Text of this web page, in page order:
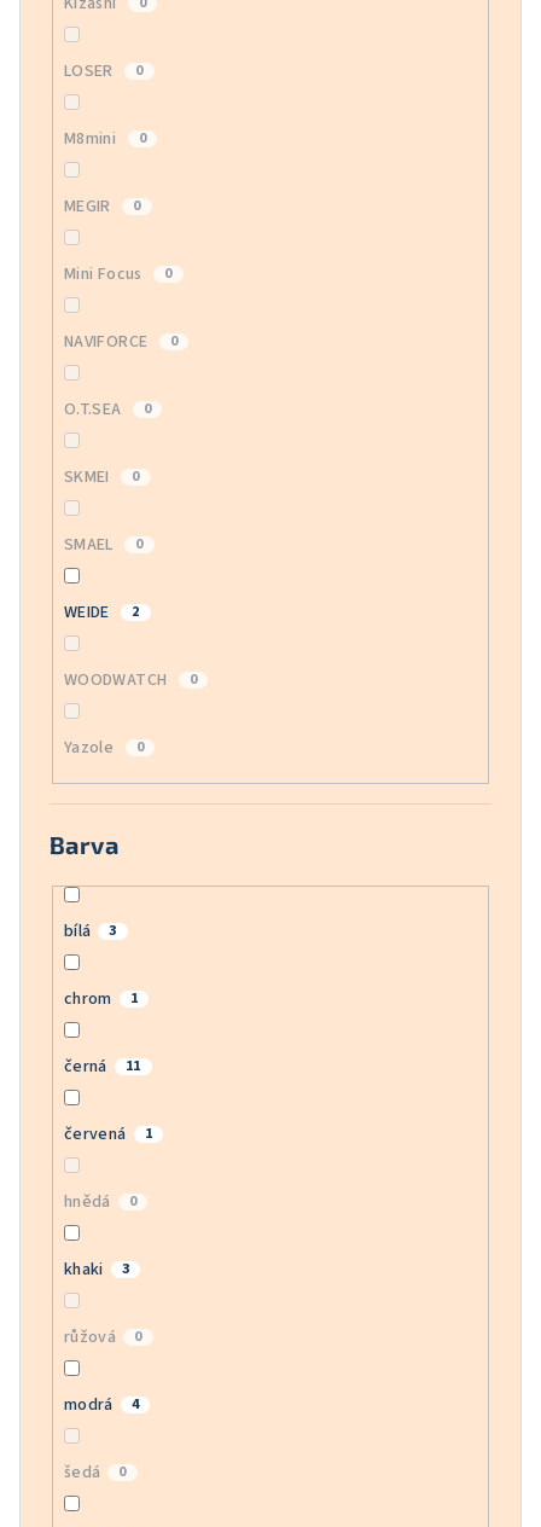
LOSER 0
M8mini 0
MEGIR 0
Mini Focus 0
NAVIFORCE 0
O.T.SEA 0
SKMEI 0
SMAEL 0
WEIDE 2
WOODWATCH 0
Yazole 0
Barva
bílá 3
chrom 1
černá 11
červená 1
hnědá 0
khaki 3
růžová 0
modrá 4
šedá 0